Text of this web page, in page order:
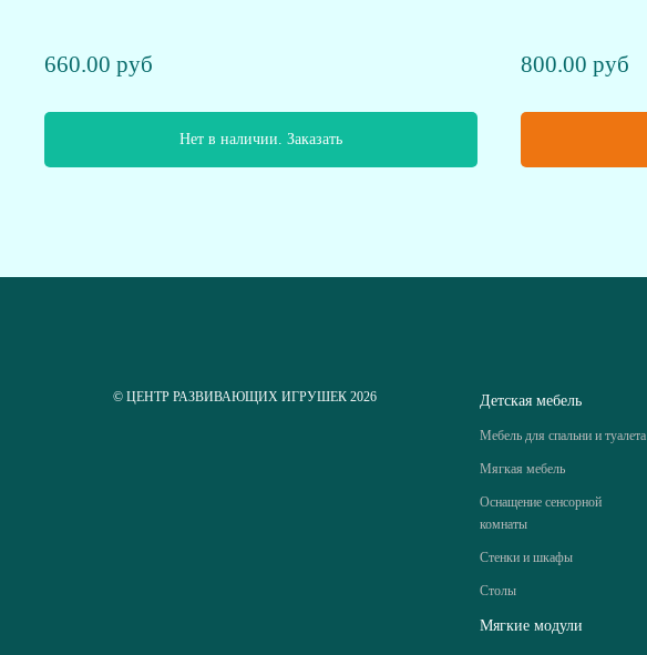
660.00 руб
Нет в наличии. Заказать
800.00 руб
© ЦЕНТР РАЗВИВАЮЩИХ ИГРУШЕК 2026 Детская мебель
Мебель для спальни и туалета
Мягкая мебель
Оснащение сенсорной
комнаты
Стенки и шкафы
Столы
Мягкие модули